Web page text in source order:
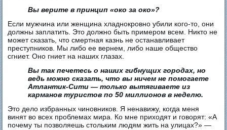
Вы верите в принцип «око за око»?
Если мужчина или женщина хладнокровно убили кого-то, они
должны заплатить. Это должно быть примером всем. Никто не
может сказать, что смертная казнь не останавливает
преступников. Мы либо ее вернем, либо наше общество
сгниет. Оно гниет на наших глазах.
Вы так печетесь о наших гибнущих городах, но
ведь можно сказать, что вы ничем не помогаете
Атлантик-Сити — только вытягиваете из
карманов туристов по 50 миллионов в неделю.
Это дело избранных чиновников. Я ненавижу, когда меня
винят во всех проблемах мира. Ко мне приходят и говорят: «А
почему ты позволяешь стольким людям жить на улицах?» —